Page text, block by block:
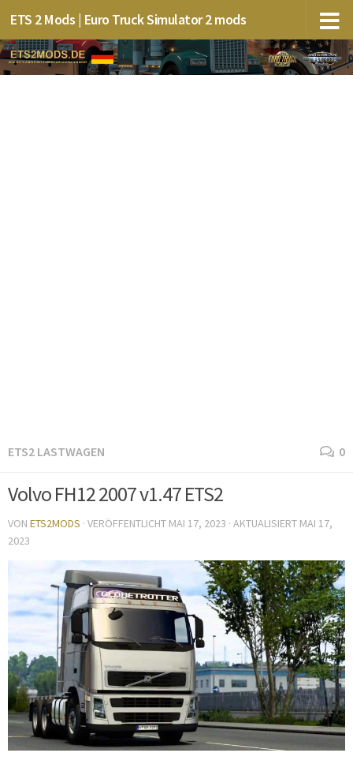
ETS 2 Mods | Euro Truck Simulator 2 mods
ETS2 LASTWAGEN 0
Volvo FH12 2007 v1.47 ETS2
VON ETS2MODS · VERÖFFENTLICHT MAI 17, 2023 · AKTUALISIERT MAI 17,
2023